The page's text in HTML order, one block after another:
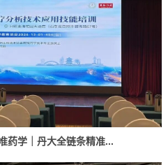
药学｜丹大全链条精准...